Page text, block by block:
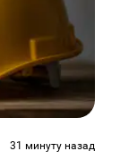
31 минуту назад